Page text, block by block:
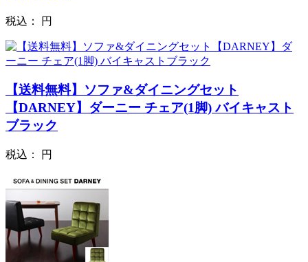
税込： 円
【送料無料】ソファ&ダイニングセット
【DARNEY】ダーニー チェア(1脚) バイキャスト
ブラック
税込： 円